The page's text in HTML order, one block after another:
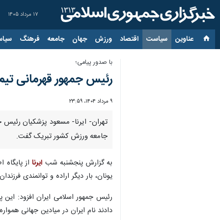
۱۷ مرداد ۱۴۰۵
عناوین‌ سیاست اقتصاد ورزش جهان جامعه فرهنگ
با صدور پیامی؛
رئیس جمهور قهرمانی
۹ مرداد ۱۴۰۴، ۲۳:۵۹